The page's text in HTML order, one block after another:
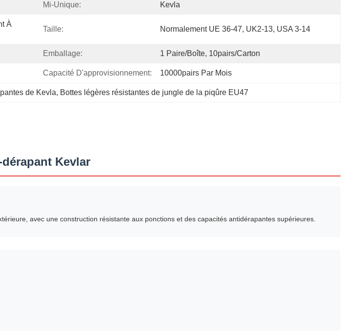
Mi-Unique: Kevla
À
Taille: Normalement UE 36-47, UK2-13, USA 3-14
Emballage: 1 Paire/boîte, 10pairs/Carton
Capacité D'approvisionnement: 10000pairs Par Mois
de Kevla, Bottes légères résistantes de jungle de la piqûre EU47
Kevlar
avec une construction résistante aux ponctions et des capacités antidérapantes supérieures.